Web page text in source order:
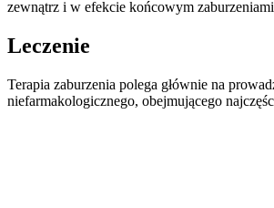
zewnątrz i w efekcie końcowym
Leczenie
Terapia zaburzenia polega głównie na
niefarmakologicznego, obejmującego